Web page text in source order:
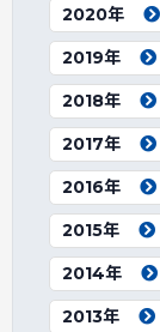
2020年
2019年
2018年
2017年
2016年
2015年
2014年
2013年